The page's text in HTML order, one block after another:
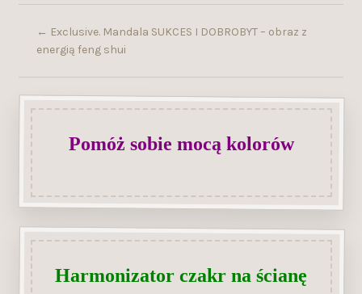
← Exclusive. Mandala SUKCES I DOBROBYT – obraz z
energią feng shui
Pomóż sobie mocą kolorów
Harmonizator czakr na ścianę